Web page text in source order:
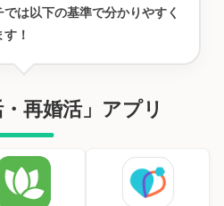
は以下の基準で分かりやすく
！
再婚活」アプリ